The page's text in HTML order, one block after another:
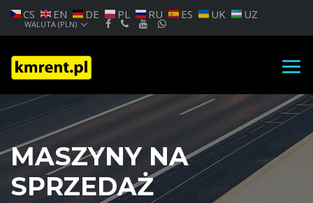
CS EN DE PL RU ES UK UZ
WALUTA (PLN)
MASZYNY NA
SPRZEDAŻ